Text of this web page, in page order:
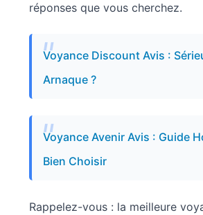
réponses que vous cherchez.
Voyance Discount Avis :
Arnaque ?
Voyance Avenir Avis : Guide
Bien Choisir
Rappelez-vous : la meilleure